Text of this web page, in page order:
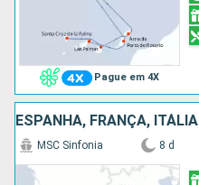
Pague em 4X
ESPANHA, FRANÇA, ITÁLIA
MSC Sinfonia 8 d